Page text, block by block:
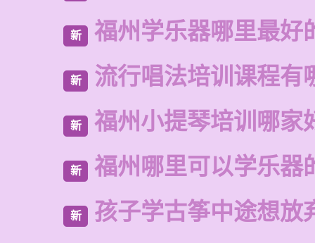
新 福州学乐器哪里最好
新 流行唱法培训课程有
新 福州小提琴培训哪家
新 福州哪里可以学乐器
新 孩子学古筝中途想放